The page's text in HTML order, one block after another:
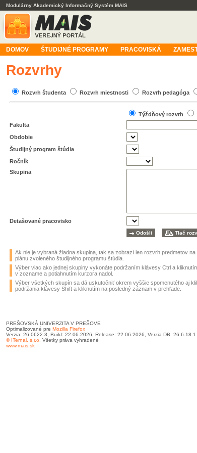
Modulárny Akademický Informačný Systém MAIS
DOMOV ŠTUDIJNÉ PROGRAMY PRACOVISKÁ
Rozvrhy
Rozvrh študenta Rozvrh miestnosti Rozvrh pedagóga
Týždňový rozvrh
Fakulta
Obdobie
Študijný program štúdia
Ročník
Skupina
Detašované pracovisko
Ak nie je vybraná žiadna skupina, tak sa zobrazí len rozvrh predmetov
plánu zvoleného študijného programu štúdia.
Výber viac ako jednej skupiny vykonáte podržaním klávesy Ctrl a
v zozname a potiahnutím kurzora nadol.
Výber všetkých skupín sa dá uskutočniť okrem vyššie spomenutého aj
podržania klávesy Shift a kliknutím na posledný záznam v prehľade.
PREŠOVSKÁ UNIVERZITA V PREŠOVE
Optimalizované pre Mozilla Firefox
Verzia: 26.0622.3, Build: 22.06.2026, Release: 22.06.2026, Verzia DB: 26.6.18.1
© ITernal, s.r.o. Všetky práva vyhradené
www.mais.sk